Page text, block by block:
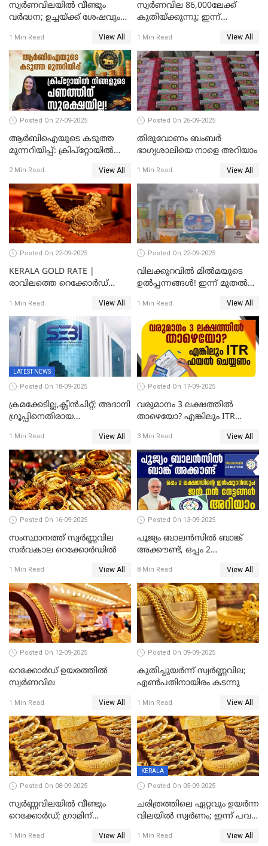
സ്വർണവിലയിൽ വീണ്ടും
വർദ്ധന; ഉച്ചയ്ക്ക് ശേഷവും
കൂടിയത് പവന് 2,760 രൂപ
1 Min Read View All
സ്വര്‍ണവില 86,000ലേക്ക്
കുതിയ്ക്കുന്നു; ഇന്ന്
1040 രൂപ
1 Min Read View All
Posted On 27-09-2025
ആർബിഐയുടെ കടുത്ത
മുന്നറിയിപ്പ്: ക്രിപ്റ്റോയിൽ
സുരക്ഷയില്ല!
2 Min Read View All
Posted On 26-09-2025
തിരുവോണം ബംബര്‍
ഭാഗ്യശാലിയെ നാളെ അറിയാം
1 Min Read View All
Posted On 22-09-2025
KERALA GOLD RATE |
രാവിലത്തെ റെക്കോർഡ്
തവണ കൂടി; പവൻ വില
83,000 ലേക്ക്
1 Min Read View All
Posted On 22-09-2025
വിലക്കുറവിൽ മിൽമയുടെ
ഉൽപ്പന്നങ്ങൾ! ഇന്ന് മുതൽ
ഉപഭോക്താക്കൾക്ക്
1 Min Read View All
LATEST NEWS
Posted On 18-09-2025
ക്രമക്കേടില്ല,ക്ലീൻചിറ്റ്; അദാനി
​ഗ്രൂപ്പിനെതിരായ
തള്ളി സെബി
1 Min Read View All
Posted On 17-09-2025
വരുമാനം 3 ലക്ഷത്തിൽ
താഴെയോ? എങ്കിലും ITR
3 Min Read View All
Posted On 16-09-2025
സംസ്ഥാനത്ത് സ്വര്‍ണ്ണവില
സർവകാല റെക്കോർഡിൽ
1 Min Read View All
Posted On 13-09-2025
പൂജ്യം ബാലൻസിൽ ബാങ്ക്
അക്കൗണ്ട്, ഒപ്പം 2
ജൻ ധൻ നേട്ടങ്ങൾ അറിയാം
8 Min Read View All
Posted On 12-09-2025
റെക്കോര്‍ഡ് ഉയരത്തിൽ
സ്വര്‍ണവില
1 Min Read View All
Posted On 09-09-2025
കുതിച്ചുയർന്ന് സ്വർണ്ണവില;
എണ്‍പതിനായിരം കടന്നു
1 Min Read View All
Posted On 08-09-2025
സ്വർണ്ണവിലയിൽ വീണ്ടും
റെക്കോർഡ്; ഗ്രാമിന്
രൂപ മാത്രം കുറവ്
1 Min Read View All
KERALA
Posted On 05-09-2025
ചരിത്രത്തിലെ ഏറ്റവും ഉയർന്ന
വിലയിൽ സ്വർണം; ഇന്ന് പവന്
1 Min Read View All